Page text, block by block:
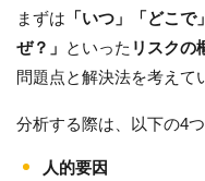
まずは 「いつ」「どこ
ぜ？」 といった リスクの
問題点と解決法を考えて
分析する際は、以下の4
人的要因